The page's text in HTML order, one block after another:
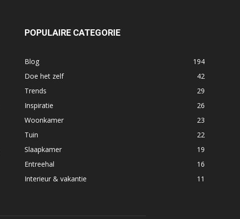
POPULAIRE CATEGORIE
Blog
194
Doe het zelf
42
Trends
29
Inspiratie
26
Woonkamer
23
Tuin
22
Slaapkamer
19
Entreehal
16
Interieur & vakantie
11